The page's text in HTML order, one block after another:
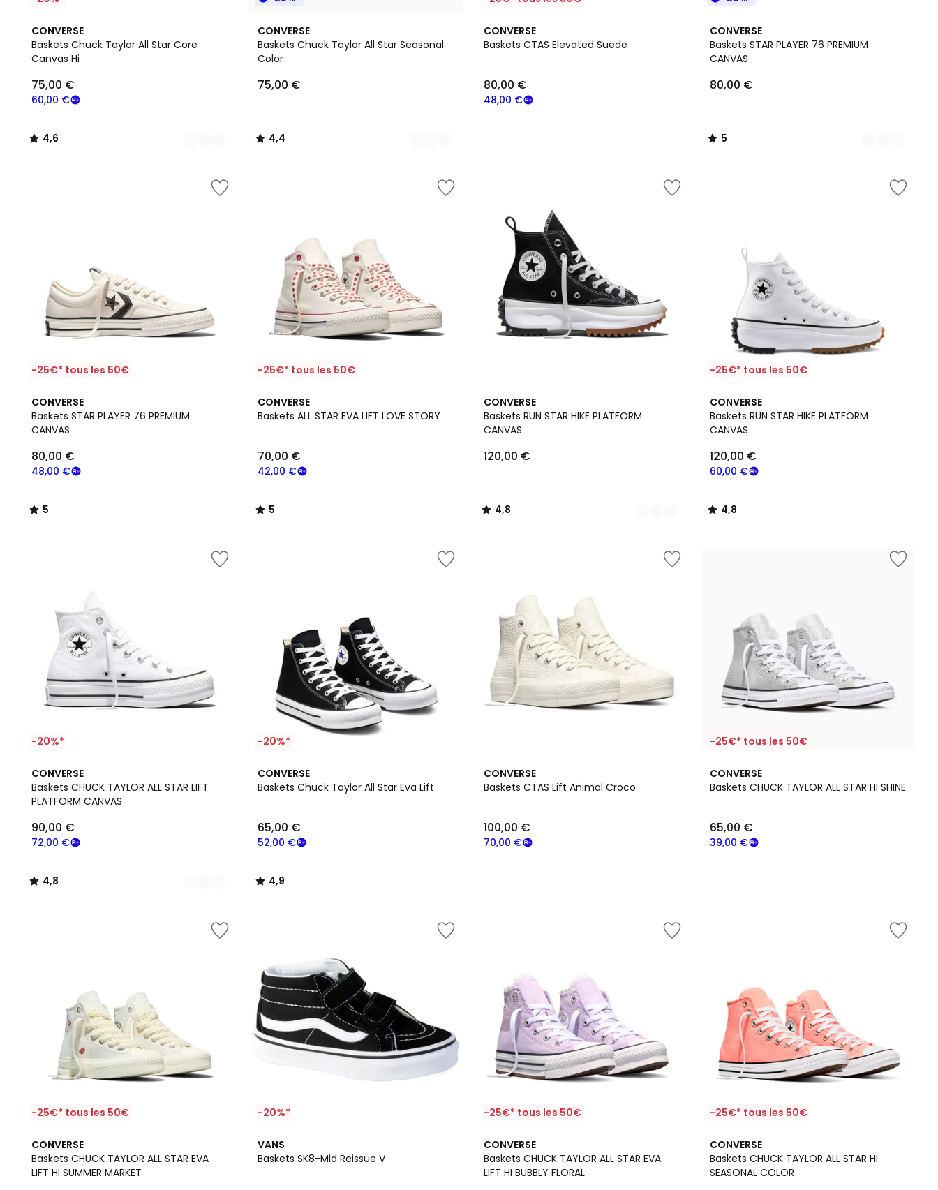
CONVERSE
Baskets Chuck Taylor All Star Core
Canvas Hi
€
souscrivez
programme
60,00 €
75,00 €
4,6
/ 5
7
Couleurs
4,6
/
CONVERSE
Baskets Chuck Taylor All Star Seasonal
Color
75,00 €
4,4
/ 5
13
Couleurs
4,4
/
CONVERSE
Baskets CTAS Elevated Suede
48,00 €
80,00 €
CONVERSE
Baskets STAR PLAYER 76 PREMIUM
CANVAS
80,00 €
5
/
5
2
Couleurs
5
/
-25€* tous les 50€
CONVERSE
Baskets STAR PLAYER 76 PREMIUM
CANVAS
48,00 €
80,00 €
5
/
5
5
/
-25€* tous les 50€
CONVERSE
Baskets ALL STAR EVA LIFT LOVE STORY
42,00 €
70,00 €
5
/
5
/
CONVERSE
Baskets RUN STAR HIKE PLATFORM
CANVAS
120,00 €
4,8
/ 5
2
Couleurs
4,8
/
-25€* tous les 50€
CONVERSE
Baskets RUN STAR HIKE PLATFORM
CANVAS
60,00 €
120,00 €
4,8
/ 5
4,8
/
-20%*
CONVERSE
Baskets CHUCK TAYLOR ALL STAR LIFT
PLATFORM CANVAS
72,00 €
90,00 €
4,8
/ 5
2
Couleurs
4,8
/
-20%*
CONVERSE
Baskets Chuck Taylor All Star Eva Lift
52,00 €
65,00 €
4,9
/ 5
4,9
/
CONVERSE
Baskets CTAS Lift Animal Croco
70,00 €
100,00 €
-25€* tous les 50€
CONVERSE
Baskets CHUCK TAYLOR ALL STAR HI SHINE
39,00 €
65,00 €
-25€* tous les 50€
CONVERSE
Baskets CHUCK TAYLOR ALL STAR EVA
LIFT HI SUMMER MARKET
-20%*
VANS
Baskets SK8-Mid Reissue V
4,3
/ 5
-25€* tous les 50€
CONVERSE
Baskets CHUCK TAYLOR ALL STAR EVA
LIFT HI BUBBLY FLORAL
-25€* tous les 50€
CONVERSE
Baskets CHUCK TAYLOR ALL STAR HI
SEASONAL COLOR